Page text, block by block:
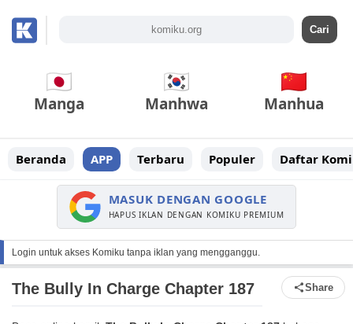
Manga Manhwa Manhua
Beranda APP Terbaru Populer Daftar
MASUK DENGAN GOOGLE
HAPUS IKLAN DENGAN KOMIKU PREMIUM
Login untuk akses Komiku tanpa iklan yang mengganggu.
The Bully In Charge Chapter 187 Share